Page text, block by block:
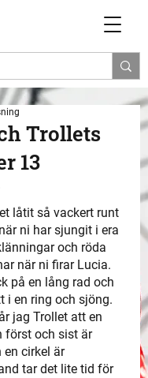
Trollets
13
låtit så vackert runt
ni har sjungit i era
och röda
när ni firar Lucia.
på en lång rad och
i en ring och sjöng.
jag Trollet att en
först och sist är
en cirkel är
tar det lite tid för